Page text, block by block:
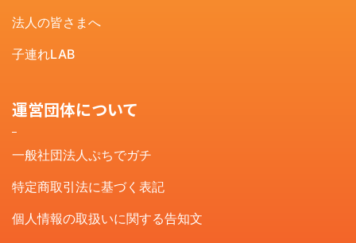
法人の皆さまへ
子連れLAB
運営団体について
一般社団法人ぷちでガチ
特定商取引法に基づく表記
個人情報の取扱いに関する告知文